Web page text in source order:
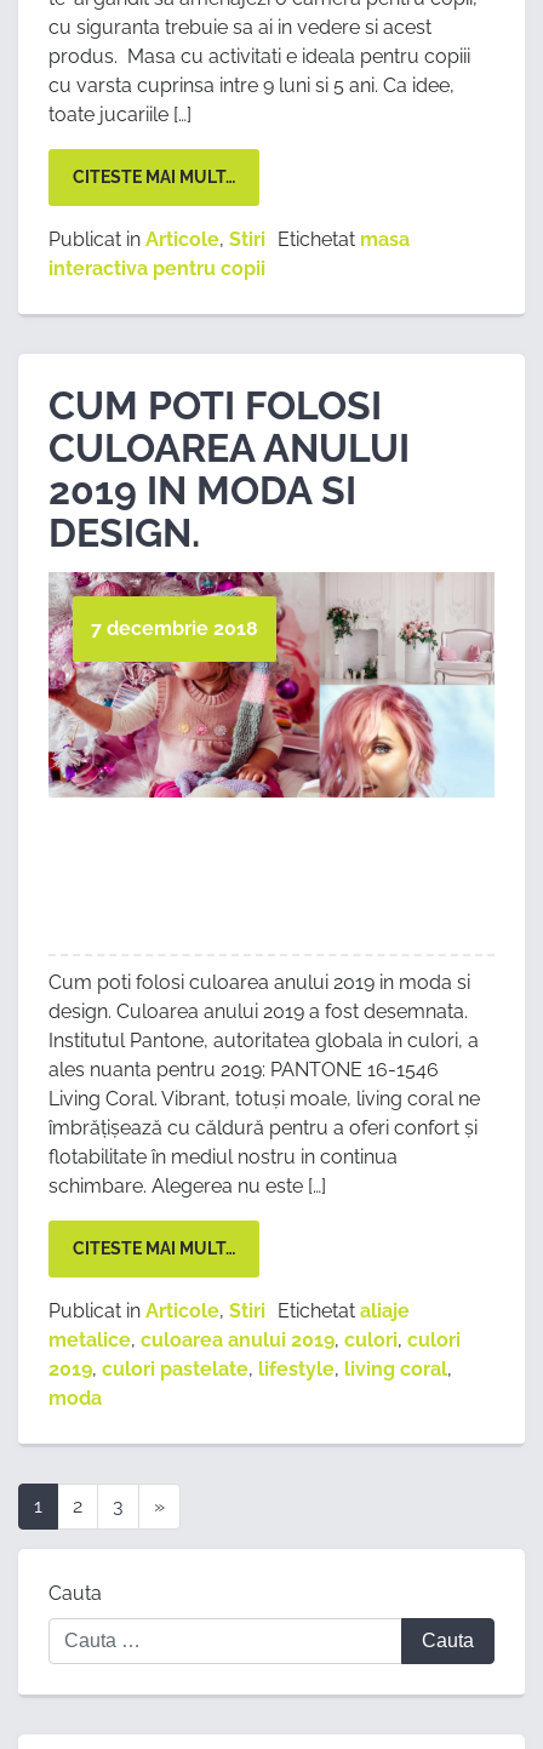
cu siguranta trebuie sa ai in vedere si acest
produs. Masa cu activitati e ideala pentru copiii
cu varsta cuprinsa intre 9 luni si 5 ani. Ca idee,
toate jucariile […]
CITESTE MAI MULT…
Publicat in Articole, Stiri Etichetat masa
interactiva pentru copii
CUM POTI FOLOSI
CULOAREA ANULUI
2019 IN MODA SI
DESIGN.
7 decembrie 2018
Cum poti folosi culoarea anului 2019 in moda si
design. Culoarea anului 2019 a fost desemnata.
Institutul Pantone, autoritatea globala in culori, a
ales nuanta pentru 2019: PANTONE 16-1546
Living Coral. Vibrant, totuși moale, living coral ne
îmbrățișează cu căldură pentru a oferi confort și
flotabilitate în mediul nostru in continua
schimbare. Alegerea nu este […]
CITESTE MAI MULT…
Publicat in Articole, Stiri Etichetat aliaje
metalice, culoarea anului 2019, culori, culori
2019, culori pastelate, lifestyle, living coral,
moda
1 2 3 »Next
page
Cauta